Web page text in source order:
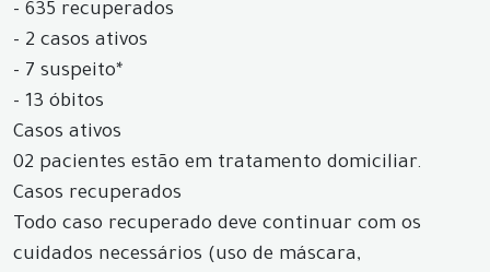
- 635 recuperados
- 2 casos ativos
- 7 suspeito*
- 13 óbitos
Casos ativos
02 pacientes estão em tratamento domiciliar.
Casos recuperados
Todo caso recuperado deve continuar com os
cuidados necessários (uso de máscara,